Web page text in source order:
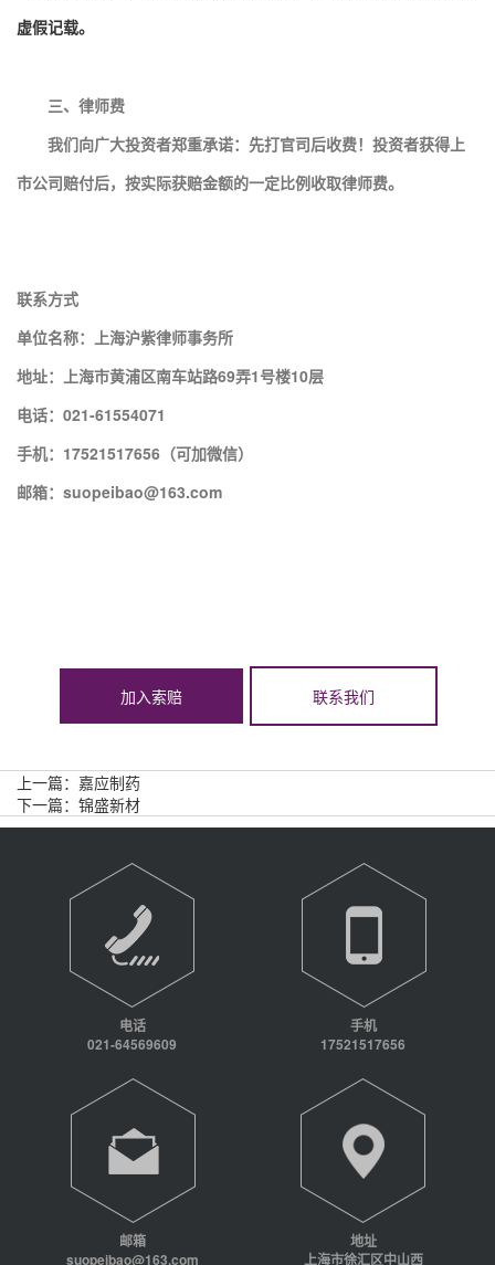
虚假记载。
三、律师费
我们向广大投资者郑重承诺：先打官司后收费！投资者获得上
市公司赔付后，按实际获赔金额的一定比例收取律师费。
联系方式
单位名称：上海沪紫律师事务所
地址：上海市黄浦区南车站路69弄1号楼10层
电话：021-61554071
手机：17521517656（可加微信）
邮箱：suopeibao@163.com
加入索赔 联系我们
上一篇： 嘉应制药
下一篇： 锦盛新材
电话
021-64569609
手机
17521517656
邮箱
suopeibao@163.com
地址
上海市徐汇区中山西